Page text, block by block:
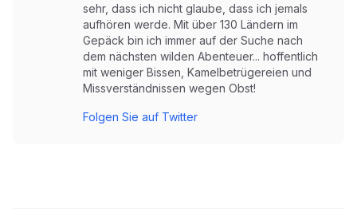
sehr, dass ich nicht glaube, dass ich jemals
aufhören werde. Mit über 130 Ländern im
Gepäck bin ich immer auf der Suche nach
dem nächsten wilden Abenteuer... hoffentlich
mit weniger Bissen, Kamelbetrügereien und
Missverständnissen wegen Obst!
Folgen Sie auf Twitter